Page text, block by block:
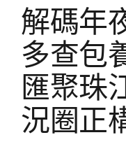
解碼年
多查包
匯聚珠
況圈正